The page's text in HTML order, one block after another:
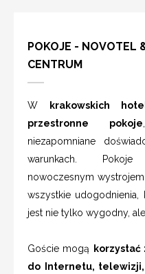
POKOJE - NOVOTEL
CENTRUM
W krakowskich
przestronne pokoje
niezapomniane
warunkach.
nowoczesnym
wszystkie
jest nie tylko wygodny,
Goście mogą
korzystać
do Internetu,